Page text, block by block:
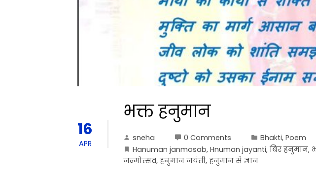
16
APR
भक्त हनुमान
sneha 0 Comments Bhakti, Poem
Hanuman janmosab, Hnuman jayanti, बिर हनुमान,
जन्मोत्सव, हनुमान जयंती, हनुमान से ज्ञान